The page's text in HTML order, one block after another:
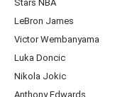
Stars NBA
LeBron James
Victor Wembanyama
Luka Doncic
Nikola Jokic
Anthony Edwards